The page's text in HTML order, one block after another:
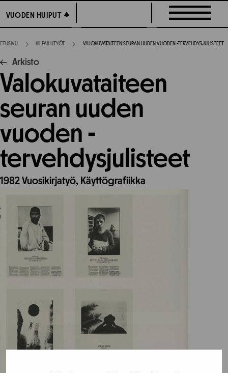
suoraan
sisältöön
VUODEN HUIPUT
VUODEN HUIPUT
ETUSIVU KILPAILUTYÖT VALOKUVATAITEEN SEURAN UUDEN VUODEN -TERVEHDYSJULISTEET
Arkisto
Valokuvataiteen
seuran uuden
vuoden -
tervehdysjulisteet
1982Vuosikirjatyö, Käyttögrafiikka